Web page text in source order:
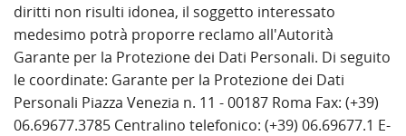
diritti non risulti idonea, il soggetto interessato
medesimo potrà proporre reclamo all'Autorità
Garante per la Protezione dei Dati Personali. Di seguito
le coordinate: Garante per la Protezione dei Dati
Personali Piazza Venezia n. 11 - 00187 Roma Fax: (+39)
06.69677.3785 Centralino telefonico: (+39) 06.69677.1 E-